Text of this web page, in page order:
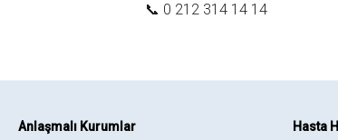
📞 0 212 314 14 14
Anlaşmalı Kurumlar Hasta